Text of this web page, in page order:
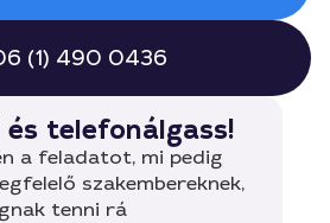
(1) 490 0436
és telefonálgass!
a feladatot, mi pedig
szakembereknek,
tenni rá